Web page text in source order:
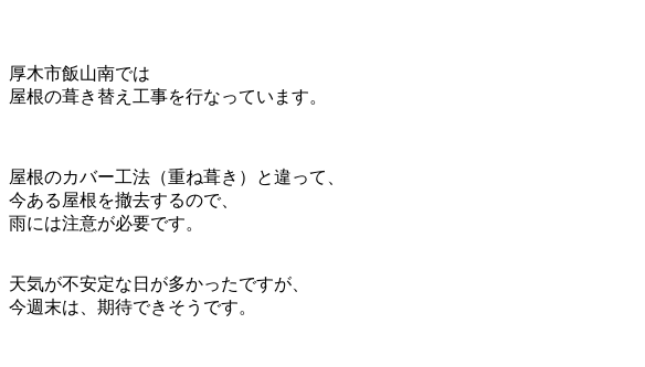
厚木市飯山南では
屋根の葺き替え工事を行なっています。
屋根のカバー工法（重ね葺き）と違って、
今ある屋根を撤去するので、
雨には注意が必要です。
天気が不安定な日が多かったですが、
今週末は、期待できそうです。